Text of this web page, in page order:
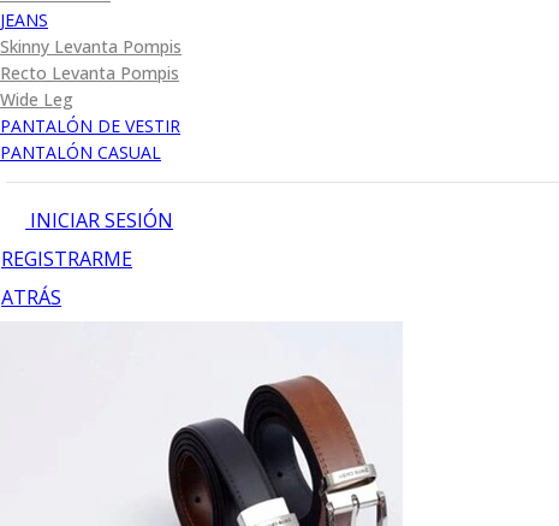
JEANS
Skinny Levanta Pompis
Recto Levanta Pompis
Wide Leg
PANTALÓN DE VESTIR
PANTALÓN CASUAL
INICIAR SESIÓN
REGISTRARME
ATRÁS